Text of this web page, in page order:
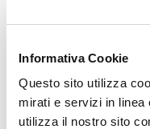
Informativa Cookie
Questo sito utilizza
mirati e servizi in linea
utilizza il nostro sito